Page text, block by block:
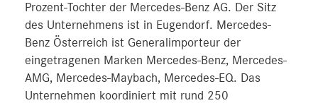
Prozent-Tochter der Mercedes-Benz AG. Der Sitz
des Unternehmens ist in Eugendorf. Mercedes-
Benz Österreich ist Generalimporteur der
eingetragenen Marken Mercedes-Benz, Mercedes-
AMG, Mercedes-Maybach, Mercedes-EQ. Das
Unternehmen koordiniert mit rund 250